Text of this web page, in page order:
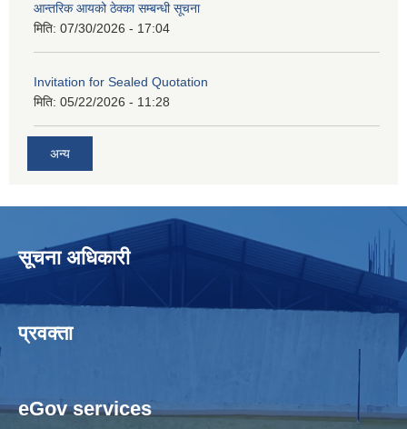
आन्तरिक आयको ठेक्का सम्बन्धी सूचना
मिति: 07/30/2026 - 17:04
Invitation for Sealed Quotation
मिति: 05/22/2026 - 11:28
अन्य
सूचना अधिकारी
प्रवक्ता
eGov services